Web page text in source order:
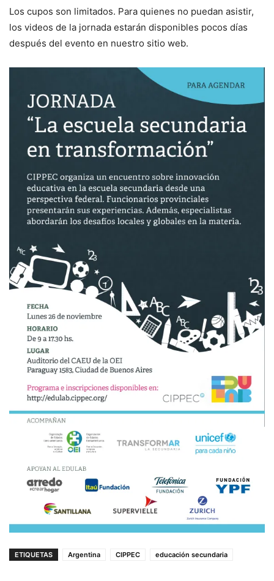
Los cupos son limitados. Para quienes no puedan asistir,
los videos de la jornada estarán disponibles pocos días
después del evento en nuestro sitio web.
ETIQUETAS Argentina CIPPEC educación secundaria